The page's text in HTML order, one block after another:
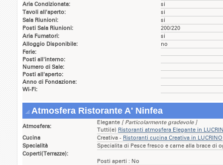
Aria Condizionata:
si
Tavoli all'aperto:
si
Sala Riunioni:
si
Posti Sala Riunioni:
200/220
Aria Fumatori:
si
Alloggio Disponibile:
no
Ferie:
Posti all'interno:
Numero di Sale:
Posti all'aperto:
Anno di Fondazione:
Wi-Fi:
Atmosfera Ristorante A' Ninfea
Atmosfera:
Elegante [ Particolarmente gradevole ]
Tutti(e) Ristoranti atmosfera Elegante in
Cucina
Creativa - Ristoranti cucina Creativa in LUCRINO
Specialità
Specialita di Pesce fresco e carne alla brace di
Coperti(Terrazze):
Posti aperti : No